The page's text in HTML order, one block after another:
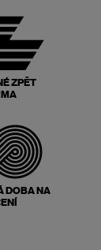
ZPĚT
DOBA NA